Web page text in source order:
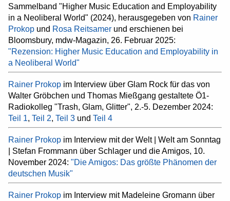
Sammelband "Higher Music Education and Employability
in a Neoliberal World" (2024), herausgegeben von Rainer
Prokop und Rosa Reitsamer und erschienen bei
Bloomsbury, mdw-Magazin, 26. Februar 2025:
"Rezension: Higher Music Education and Employability in
a Neoliberal World"
Rainer Prokop im Interview über Glam Rock für das von
Walter Gröbchen und Thomas Mießgang gestaltete Ö1-
Radiokolleg "Trash, Glam, Glitter", 2.-5. Dezember 2024:
Teil 1, Teil 2, Teil 3 und Teil 4
Rainer Prokop im Interview mit der Welt | Welt am Sonntag
| Stefan Frommann über Schlager und die Amigos, 10.
November 2024: "Die Amigos: Das größte Phänomen der
deutschen Musik"
Rainer Prokop im Interview mit Madeleine Gromann über